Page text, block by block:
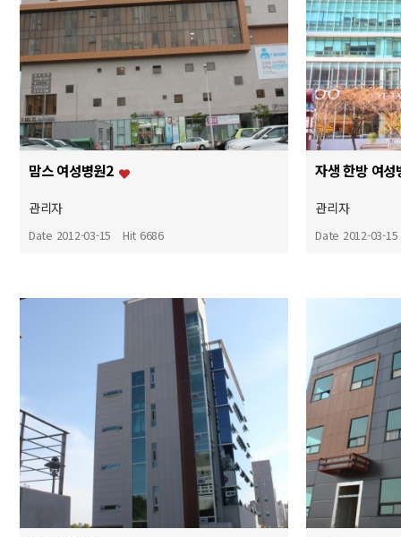
맘스 여성병원2
관리자
Date 2012-03-15 Hit 6686
자생 한방 여
관리자
Date 2012-03-15